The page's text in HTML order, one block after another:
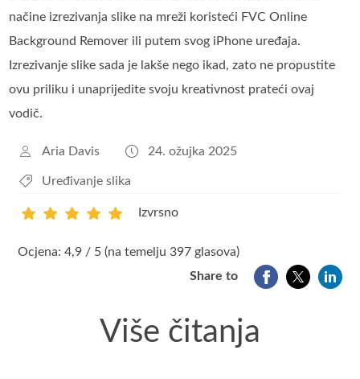
načine izrezivanja slike na mreži koristeći FVC Online
Background Remover ili putem svog iPhone uređaja.
Izrezivanje slike sada je lakše nego ikad, zato ne propustite
ovu priliku i unaprijedite svoju kreativnost prateći ovaj
vodič.
Aria Davis 24. ožujka 2025
Uređivanje slika
Izvrsno
Ocjena: 4,9 / 5 (na temelju 397 glasova)
Share to
Više čitanja